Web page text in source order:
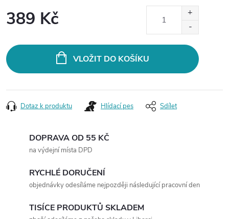
389 Kč
VLOŽIT DO KOŠÍKU
Dotaz k produktu Hlídací pes Sdílet
DOPRAVA OD 55 KČ
na výdejní místa DPD
RYCHLÉ DORUČENÍ
objednávky odesíláme nejpozději následující pracovní den
TISÍCE PRODUKTŮ SKLADEM